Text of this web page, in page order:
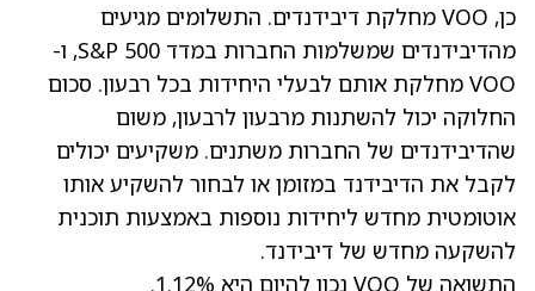
כן, VOO מחלקת דיבידנדים. התשלומים מגיעים
מהדיבידנדים שמשלמות החברות במדד S&P 500, ו-
VOO מחלקת אותם לבעלי היחידות בכל רבעון. סכום
החלוקה יכול להשתנות מרבעון לרבעון, משום
שהדיבידנדים של החברות משתנים. משקיעים יכולים
לקבל את הדיבידנד במזומן או לבחור להשקיע אותו
אוטומטית מחדש ליחידות נוספות באמצעות תוכנית
להשקעה מחדש של דיבידנד.
התשואה של VOO נכון להיום היא 1.12%.